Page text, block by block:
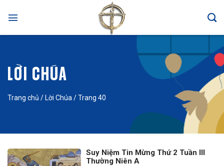
LỜI CHÚA
Trang chủ / Lời Chúa /Trang 40
Suy Niệm Tin Mừng Thứ 2 Tuần III
Thường Niên A